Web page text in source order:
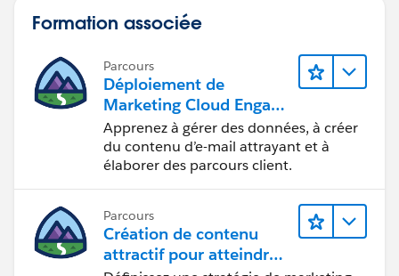
Formation associée
Parcours
Déploiement de
Marketing Cloud Engage
ment
Apprenez à gérer des données, à créer
du contenu d’e-mail attrayant et à
élaborer des parcours client.
Parcours
Création de contenu
attractif pour atteindre